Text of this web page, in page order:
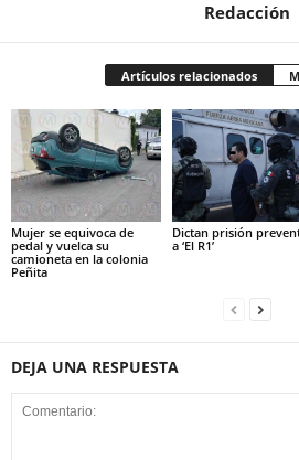
Redacción
Artículos relacionados
Mujer se equivoca de
pedal y vuelca su
camioneta en la colonia
Peñita
Dictan prisión
a ‘El R1’
DEJA UNA RESPUESTA